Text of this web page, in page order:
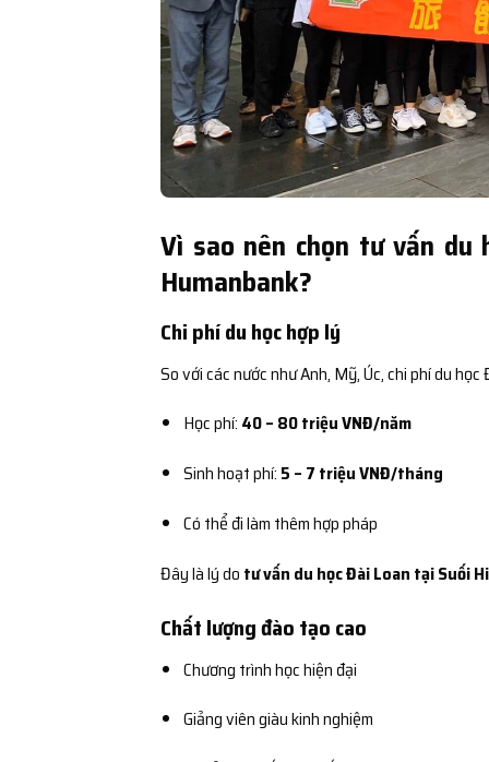
Vì sao nên chọn tư vấn du
Humanbank?
Chi phí du học hợp lý
So với các nước như Anh, Mỹ, Úc, chi phí du
Học phí: 40 – 80 triệu VNĐ/năm
Sinh hoạt phí: 5 – 7 triệu VNĐ/tháng
Có thể đi làm thêm hợp pháp
Đây là lý do tư vấn du học Đài Loan tại Suối
Chất lượng đào tạo cao
Chương trình học hiện đại
Giảng viên giàu kinh nghiệm